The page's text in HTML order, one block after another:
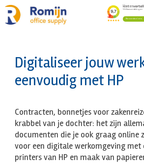
Ga
naar
de
Digitaliseer jouw
eenvoudig met HP
Contracten, bonnetjes voor
krabbel van je dochter: het zijn
documenten die je ook graag online
voor een digitale werkomgeving met
printers van HP en maak van